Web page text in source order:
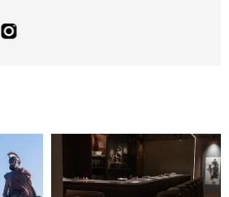
民！Instagram：hanyunc／Contac
t：elina.chiang.work@gmail.com